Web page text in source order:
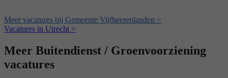
Meer vacatures bij Gemeente Vijfheerenlanden >
Vacatures in Utrecht >
Meer Buitendienst / Groenvoorziening
vacatures